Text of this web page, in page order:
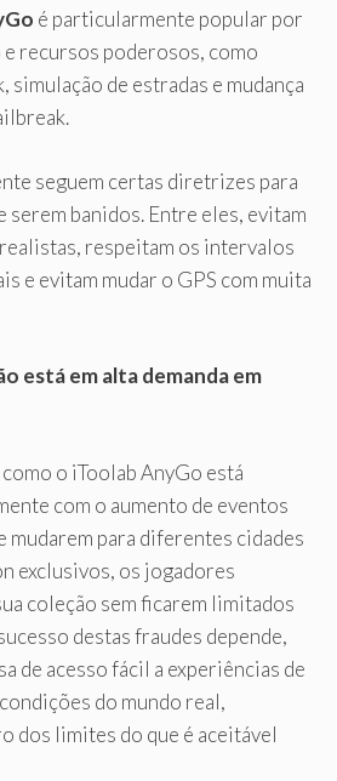
é particularmente popular por
e recursos poderosos, como
de estradas e mudança
seguem certas diretrizes para
serem banidos. Entre eles, evitam
respeitam os intervalos
e evitam mudar o GPS com muita
está em alta demanda em
o iToolab AnyGo está
com o aumento de eventos
mudarem para diferentes cidades
exclusivos, os jogadores
coleção sem ficarem limitados
destas fraudes depende,
de acesso fácil a experiências de
do mundo real,
dos limites do que é aceitável